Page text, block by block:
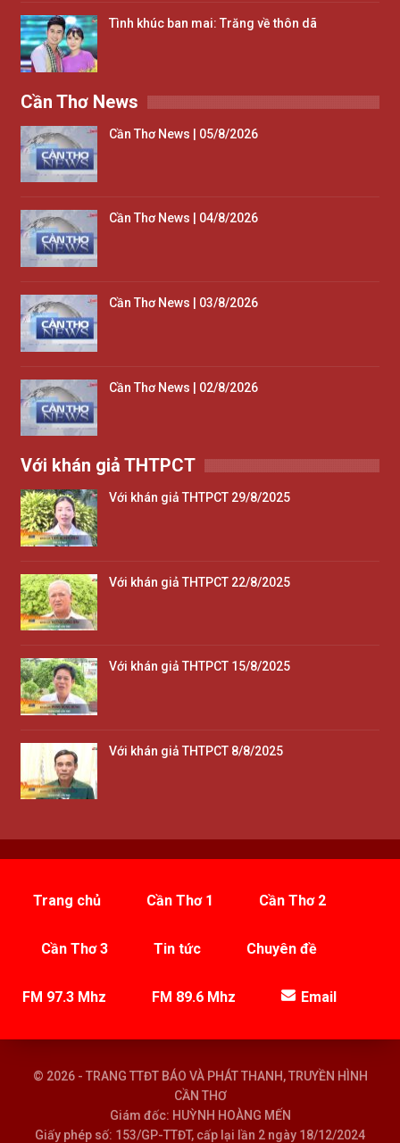
Tình khúc ban mai: Trăng về thôn dã
Cần Thơ News
Cần Thơ News | 05/8/2026
Cần Thơ News | 04/8/2026
Cần Thơ News | 03/8/2026
Cần Thơ News | 02/8/2026
Với khán giả THTPCT
Với khán giả THTPCT 29/8/2025
Với khán giả THTPCT 22/8/2025
Với khán giả THTPCT 15/8/2025
Với khán giả THTPCT 8/8/2025
Trang chủ Cần Thơ 1 Cần Thơ 2
Cần Thơ 3 Tin tức Chuyên đề
FM 97.3 Mhz FM 89.6 Mhz Email
© 2026 - TRANG TTĐT BÁO VÀ PHÁT THANH, TRUYỀN HÌNH
CẦN THƠ
Giám đốc: HUỲNH HOÀNG MẾN
Giấy phép số: 153/GP-TTĐT, cấp lại lần 2 ngày 18/12/2024